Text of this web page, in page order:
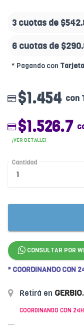
3 cuotas de
6 cuotas de
* Pagando con
$1.454 con
$1.526.7
¡VER DETALLE!
Cantidad
CONSULTAR POR
* COORDINANDO CON
Retirá en GERBIO.
COORDINANDO CON